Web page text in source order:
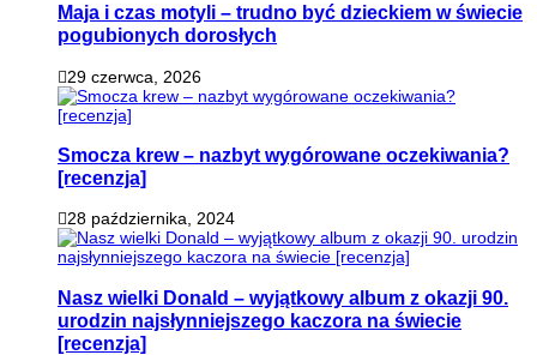
Maja i czas motyli – trudno być dzieckiem w świecie
pogubionych dorosłych
29 czerwca, 2026
Smocza krew – nazbyt wygórowane oczekiwania?
[recenzja]
28 października, 2024
Nasz wielki Donald – wyjątkowy album z okazji 90.
urodzin najsłynniejszego kaczora na świecie
[recenzja]